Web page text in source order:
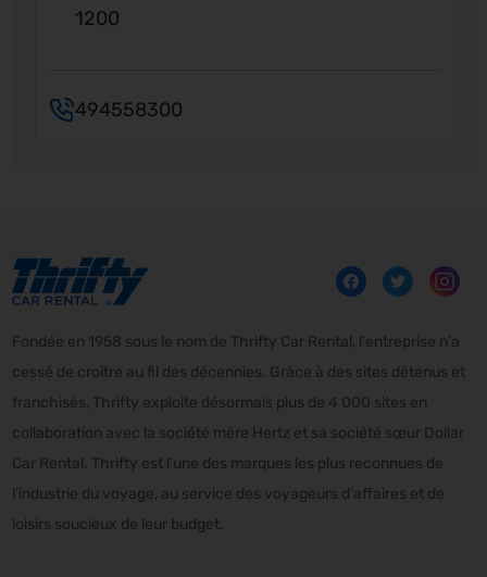
1200
494558300
Fondée en 1958 sous le nom de Thrifty Car Rental, l'entreprise n'a
cessé de croître au fil des décennies. Grâce à des sites détenus et
franchisés, Thrifty exploite désormais plus de 4 000 sites en
collaboration avec la société mère Hertz et sa société sœur Dollar
Car Rental. Thrifty est l'une des marques les plus reconnues de
l'industrie du voyage, au service des voyageurs d'affaires et de
loisirs soucieux de leur budget.